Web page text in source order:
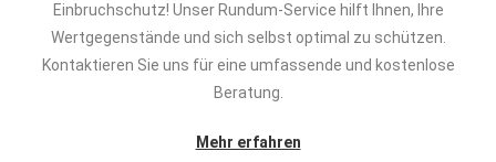
Einbruchschutz! Unser Rundum-Service hilft Ihnen, Ihre
Wertgegenstände und sich selbst optimal zu schützen.
Kontaktieren Sie uns für eine umfassende und kostenlose
Beratung.
Mehr erfahren